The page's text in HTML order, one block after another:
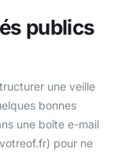
publics
une veille
bonnes
une boîte e-mail
pour ne